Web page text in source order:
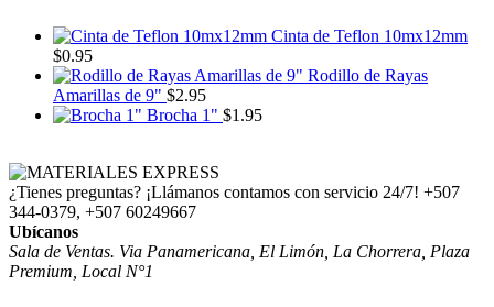
Cinta de Teflon 10mx12mm
$0.95
Rodillo de Rayas
Amarillas de 9" $2.95
Brocha 1" $1.95
¿Tienes preguntas? ¡Llámanos contamos con servicio 24/7! +507
344-0379, +507 60249667
Ubícanos
Sala de Ventas. Via Panamericana, El Limón, La Chorrera, Plaza
Premium, Local N°1